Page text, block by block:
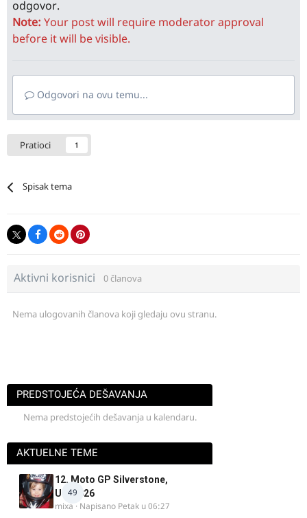
odgovor.
Note: Your post will require moderator approval
before it will be visible.
Odgovori na ovu temu...
Pratioci 1
Spisak tema
Aktivni korisnici 0 članova
Nema ulogovanih članova koji gledaju ovu stranu.
PREDSTOJEĆA DEŠAVANJA
Nema predstojećih dešavanja u kalendaru.
AKTUELNE TEME
49
12. Moto GP Silverstone,
UK, 2026
mixa · Napisano Petak u 06:27